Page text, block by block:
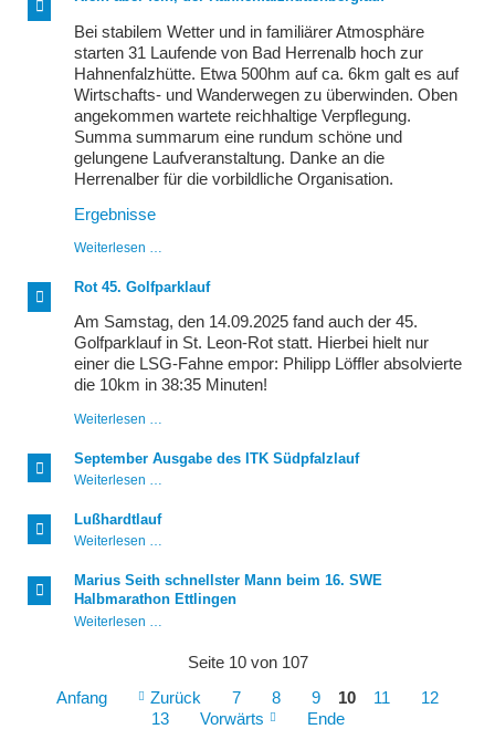
Bei stabilem Wetter und in familiärer Atmosphäre
starten 31 Laufende von Bad Herrenalb hoch zur
Hahnenfalzhütte. Etwa 500hm auf ca. 6km galt es auf
Wirtschafts- und Wanderwegen zu überwinden. Oben
angekommen wartete reichhaltige Verpflegung.
Summa summarum eine rundum schöne und
gelungene Laufveranstaltung. Danke an die
Herrenalber für die vorbildliche Organisation.
Ergebnisse
Weiterlesen …
fein,
der
Hahnenfalzhüttenberglauf
Rot 45. Golfparklauf
Am Samstag, den 14.09.2025 fand auch der 45.
Golfparklauf in St. Leon-Rot statt. Hierbei hielt nur
einer die LSG-Fahne empor: Philipp Löffler absolvierte
die 10km in 38:35 Minuten!
Weiterlesen …
Golfparklauf
September Ausgabe des ITK Südpfalzlauf
Weiterlesen …
des
Südpfalzlauf
Lußhardtlauf
Weiterlesen …
Marius Seith schnellster Mann beim 16. SWE
Halbmarathon Ettlingen
Weiterlesen …
schnellster
Mann
16.
SWE
Seite 10 von 107
Anfang
Zurück 7 8 9 10 11
12
13
Vorwärts Ende